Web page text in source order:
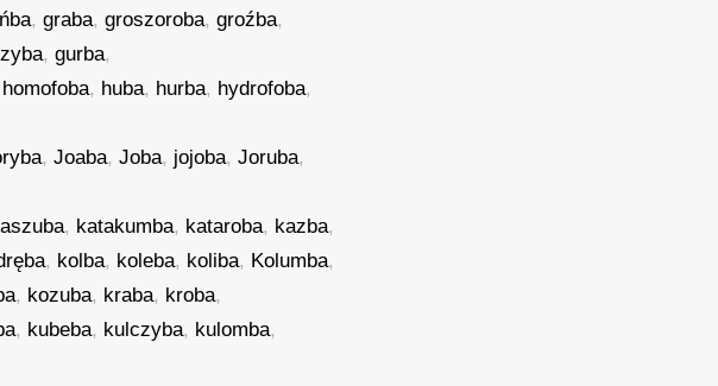
,graba,groszoroba,groźba,
,gurba,
homofoba, huba, hurba, hydrofoba,
,Joaba,Joba, jojoba,Joruba,
, katakumba, kataroba, kazba,
, kolba, koleba, koliba, Kolumba,
, kozuba, kraba, kroba,
, kubeba, kulczyba, kulomba,